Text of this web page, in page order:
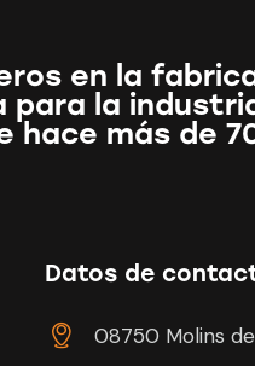
en la
para la
hace más de
Datos de
08750 Molins